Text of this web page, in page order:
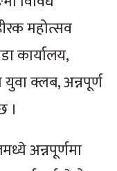
महोत्सव
कार्यालय,
क्लब, अन्नपूर्ण
।
अन्नपूर्णमा